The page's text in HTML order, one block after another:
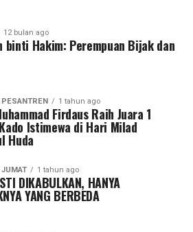
12 bulan ago
binti Hakim: Perempuan Bijak dan
PESANTREN 1 tahun ago
Firdaus Raih Juara 1
Istimewa di Hari Milad
Huda
JUMAT 1 tahun ago
DIKABULKAN, HANYA
YANG BERBEDA